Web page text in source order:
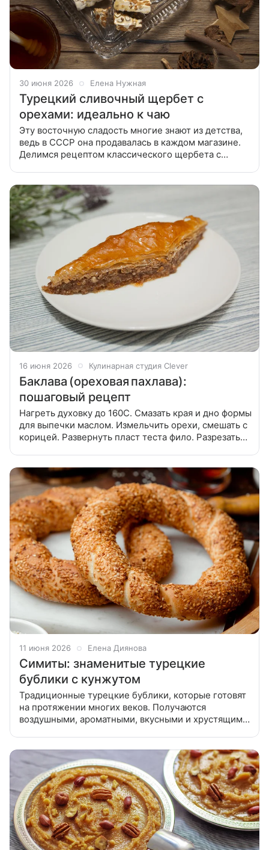
30 июня 2026 Елена Нужная
Турецкий сливочный щербет с
орехами: идеально к чаю
Эту восточную сладость многие знают из детства,
ведь в СССР она продавалась в каждом магазине.
Делимся рецептом классического щербета с
16 июня 2026 Кулинарная студия Clever
Баклава (ореховая пахлава):
пошаговый рецепт
Нагреть духовку до 160С. Смазать края и дно формы
для выпечки маслом. Измельчить орехи, смешать с
корицей. Развернуть пласт теста фило. Разрезать
11 июня 2026 Елена Диянова
Симиты: знаменитые турецкие
бублики с кунжутом
Традиционные турецкие бублики, которые готовят
на протяжении многих веков. Получаются
воздушными, ароматными, вкусными и хрустящими.